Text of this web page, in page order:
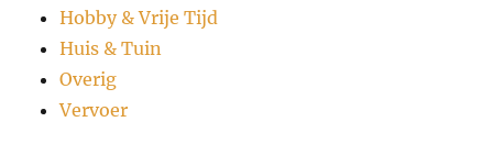
Hobby & Vrije Tijd
Huis & Tuin
Overig
Vervoer